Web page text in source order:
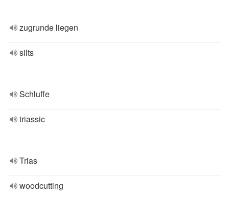
zugrunde liegen
silts
Schluffe
triassic
Trias
woodcutting